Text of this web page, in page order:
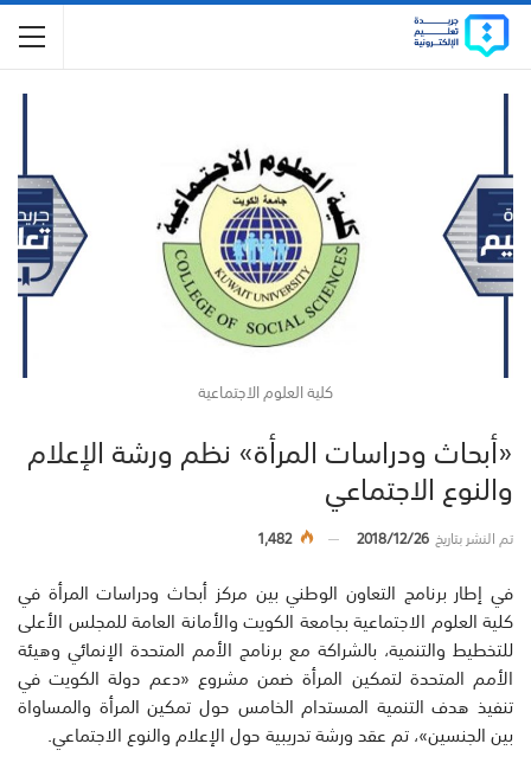
كلية العلوم الاجتماعية
«أبحاث ودراسات المرأة» نظم ورشة الإعلام
والنوع الاجتماعي
تم النشر بتاريخ2018/12/26
1,482
في إطار برنامج التعاون الوطني بين مركز أبحاث ودراسات المرأة في
كلية العلوم الاجتماعية بجامعة الكويت والأمانة العامة للمجلس الأعلى
للتخطيط والتنمية، بالشراكة مع برنامج الأمم المتحدة الإنمائي وهيئة
الأمم المتحدة لتمكين المرأة ضمن مشروع «دعم دولة الكويت في
تنفيذ هدف التنمية المستدام الخامس حول تمكين المرأة والمساواة
بين الجنسين»، تم عقد ورشة تدريبية حول الإعلام والنوع الاجتماعي.